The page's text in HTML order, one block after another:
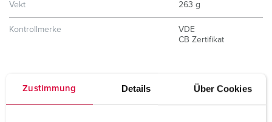
Zustimmung Details Über Cookies
Vekt 263 g
Kontrollmerke
VDE
CB Zertifikat